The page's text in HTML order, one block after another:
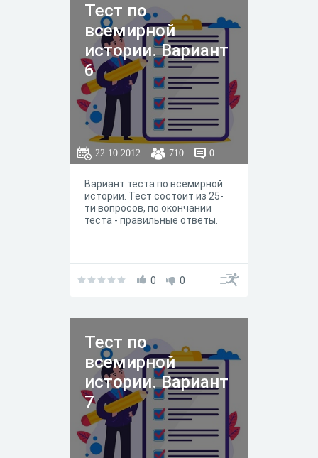
Тест по
всемирной
истории. Вариант
6
22.10.2012 710 0
Вариант теста по всемирной
истории. Тест состоит из 25-
ти вопросов, по окончании
теста - правильные ответы.
0 0
Тест по
всемирной
истории. Вариант
7